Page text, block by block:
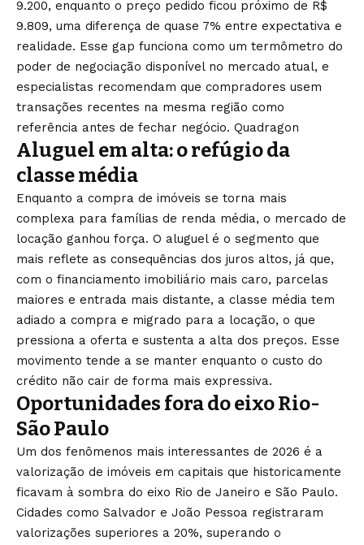
9.200, enquanto o preço pedido ficou próximo de R$
9.809, uma diferença de quase 7% entre expectativa e
realidade. Esse gap funciona como um termômetro do
poder de negociação disponível no mercado atual, e
especialistas recomendam que compradores usem
transações recentes na mesma região como
referência antes de fechar negócio. Quadragon
Aluguel em alta: orefúgio da
classe média
Enquanto a compra de imóveis se torna mais
complexa para famílias de renda média, o mercado de
locação ganhou força. O aluguel é o segmento que
mais reflete as consequências dos juros altos, já que,
com o financiamento imobiliário mais caro, parcelas
maiores e entrada mais distante, a classe média tem
adiado a compra e migrado para a locação, o que
pressiona a oferta e sustenta a alta dos preços. Esse
movimento tende a se manter enquanto o custo do
crédito não cair de forma mais expressiva.
Oportunidades fora do eixo Rio-
SãoPaulo
Um dos fenômenos mais interessantes de 2026 é a
valorização de imóveis em capitais que historicamente
ficavam à sombra do eixo Rio de Janeiro e São Paulo.
Cidades como Salvador e João Pessoa registraram
valorizações superiores a 20%, superando o